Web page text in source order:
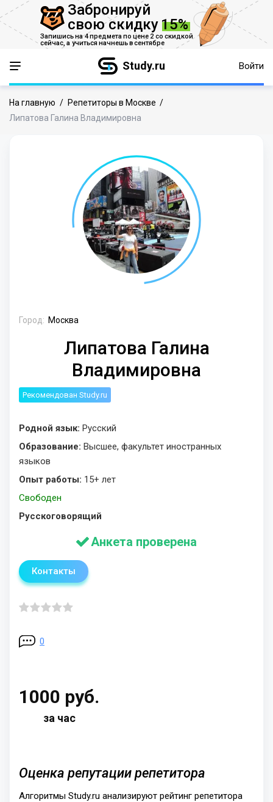
Забронируй
свою скидку 15%
Запишись на 4 предмета по цене 2 со скидкой
сейчас, а учиться начнешь в сентябре
Study.ru Войти
На главную / Репетиторы в Москве /
Липатова Галина Владимировна
Город: Москва
Липатова Галина
Владимировна
Рекомендован Study.ru
Родной язык: Русский
Образование: Высшее, факультет иностранных
языков
Опыт работы: 15+ лет
Свободен
Русскоговорящий
Анкета проверена
Контакты
0
1000 руб.
за час
Оценка репутации репетитора
Алгоритмы Study.ru анализируют рейтинг репетитора